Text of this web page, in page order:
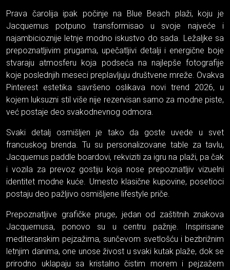
Prava čarolija ipak počinje na Blue Beach plaži, koju je
Jacquemus potpuno transformisao u svoje najveće i
najambicioznije letnje modno iskustvo do sada. Ležaljke sa
prepoznatljivim prugama, upečatljivi detalji i energične boje
stvaraju atmosferu koja podseća na najlepše fotografije
koje poslednjih meseci preplavljuju društvene mreže. Ovakva
Pinterest estetika savršeno oslikava novi trend 2026, u
kojem luksuzni stil više nije rezervisan samo za modne piste,
već postaje deo svakodnevnog odmora.
Svaki detalj osmišljen je tako da goste uvede u svet
francuskog brenda. Tu su personalizovane table za tavlu,
Jacquemus paddle boardovi, rekviziti za igru na plaži, pa čak
i vozila za prevoz gostiju koja nose prepoznatljiv vizuelni
identitet modne kuće. Umesto klasične kupovine, posetioci
postaju deo pažljivo osmišljene lifestyle priče.
Prepoznatljive grafičke pruge, jedan od zaštitnih znakova
Jacquemusa, ponovo su u centru pažnje. Inspirisane
mediteranskim pejzažima, sunčevom svetlošću i bezbrižnim
letnjim danima, one unose živost u svaki kutak plaže, dok se
prirodno uklapaju sa kristalno čistim morem i pejzažem